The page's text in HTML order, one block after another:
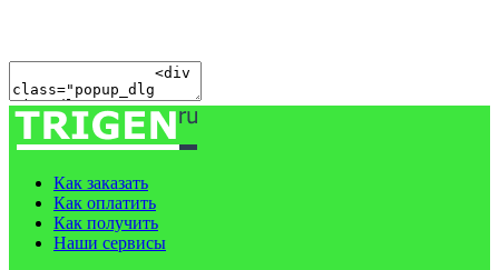
Как заказать
Как оплатить
Как получить
Наши сервисы